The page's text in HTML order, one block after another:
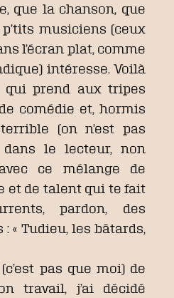
que la chanson, que
musiciens (ceux
l’écran plat, comme
intéresse. Voilà
qui prend aux tripes
comédie et, hormis
(on n’est pas
le lecteur, non
ce mélange de
et de talent qui te fait
pardon, des
« Tudieu, les bâtards,
pas que moi) de
travail, j’ai décidé